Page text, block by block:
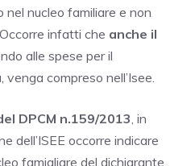
nucleo familiare e non
infatti che anche il
alle spese per il
compreso nell’Isee.
DPCM n.159/2013, in
dell’ISEE occorre indicare
famigliare del dichiarante.